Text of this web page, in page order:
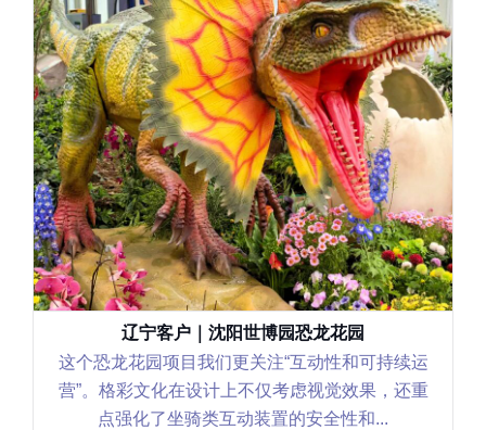
辽宁客户｜沈阳世博园恐龙花园
这个恐龙花园项目我们更关注“互动性和可持续运
营”。格彩文化在设计上不仅考虑视觉效果，还重
点强化了坐骑类互动装置的安全性和...